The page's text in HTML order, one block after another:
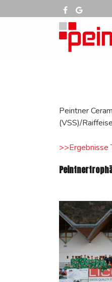
Peintner
(VSS)/
>>Ergebnisse